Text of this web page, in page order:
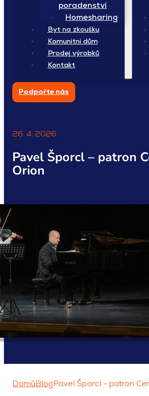
poradenství
Homesharing
Byt na zkoušku
Komunitní dům
Prodej výrobků
Kontakt
Podpořte nás
26. 4. 2026
Pavel Šporcl – patron
Orion
Domů Blog Pavel Šporcl - patron